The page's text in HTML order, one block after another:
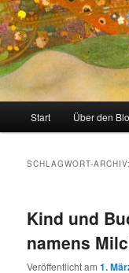
Zum
primären
Inhalt
springen
Zum
sekundären
Inhalt
springen
Stricken, Nähen und
Start Über den
SCHLAGWORT-
Kind und
namens
Veröffentlicht am1.